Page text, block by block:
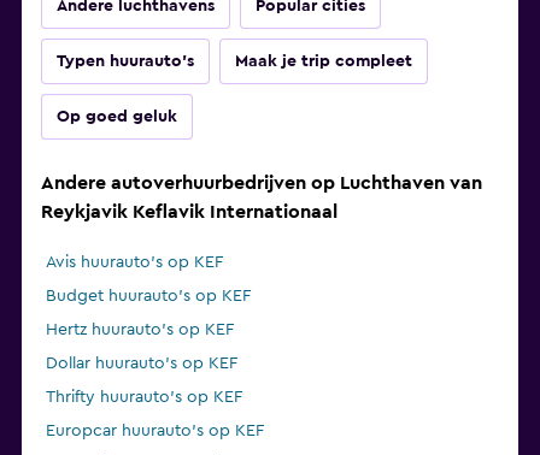
Andere luchthavens Popular cities
Typen huurauto's Maak je trip compleet
Op goed geluk
Andere autoverhuurbedrijven op Luchthaven van
Reykjavik Keflavik Internationaal
Avis huurauto's op KEF
Budget huurauto's op KEF
Hertz huurauto's op KEF
Dollar huurauto's op KEF
Thrifty huurauto's op KEF
Europcar huurauto's op KEF